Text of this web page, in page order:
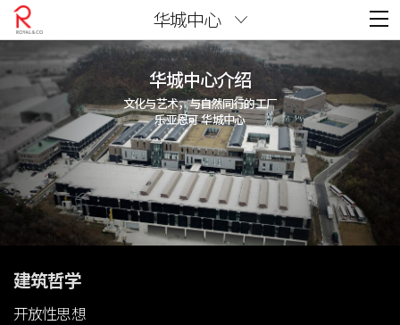
华城中心
华城中心介绍
文化与艺术，与自然同行的工厂
乐亚恩可 华城中心
建筑哲学
开放性思想